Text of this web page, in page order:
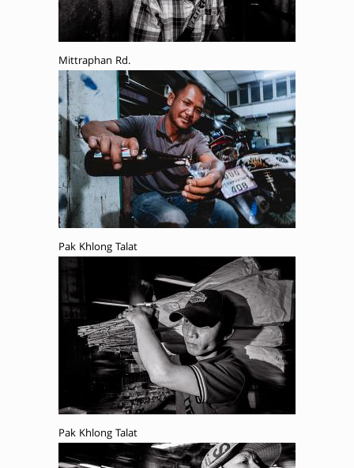
Mittraphan Rd.
Pak Khlong Talat
Pak Khlong Talat